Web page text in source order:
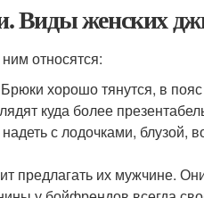
Виды женских
относятся:
хорошо тянутся, в
куда более
с лодочками, блузой,
предлагать их мужчине.